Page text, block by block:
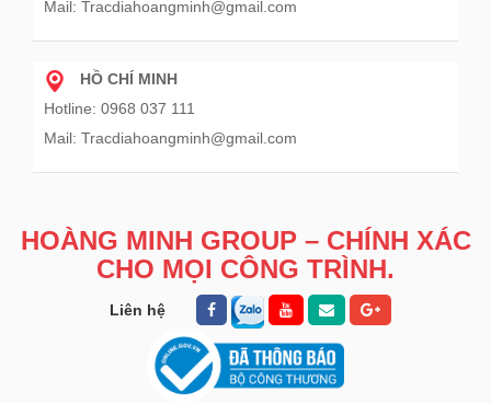
Mail: Tracdiahoangminh@gmail.com
HỒ CHÍ MINH
Hotline: 0968 037 111
Mail: Tracdiahoangminh@gmail.com
HOÀNG MINH GROUP – CHÍNH XÁC
CHO MỌI CÔNG TRÌNH.
Liên hệ